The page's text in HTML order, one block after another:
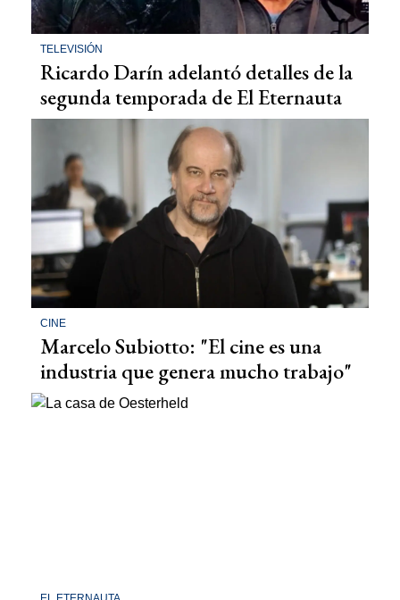
TELEVISIÓN
Ricardo Darín adelantó detalles de la
segunda temporada de El Eternauta
CINE
Marcelo Subiotto: "El cine es una
industria que genera mucho trabajo"